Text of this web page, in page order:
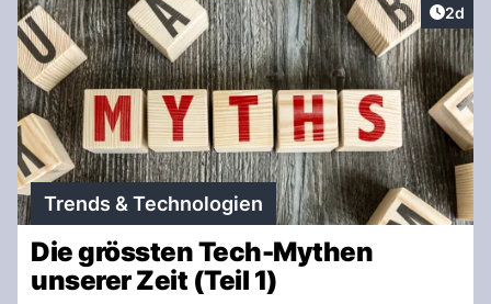
2d
Trends & Technologien
Die grössten Tech-Mythen
unserer Zeit (Teil 1)